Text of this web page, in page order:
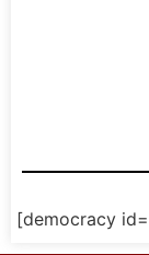
[democracy